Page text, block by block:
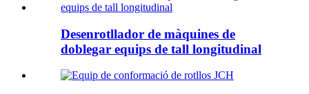
Desenrotllador de màquines de
doblegar equips de tall longitudinal